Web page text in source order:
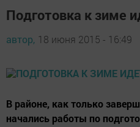
Подготовка к зиме
автор, 18 июня 2015 - 16:49
В районе, как только
начались работы по